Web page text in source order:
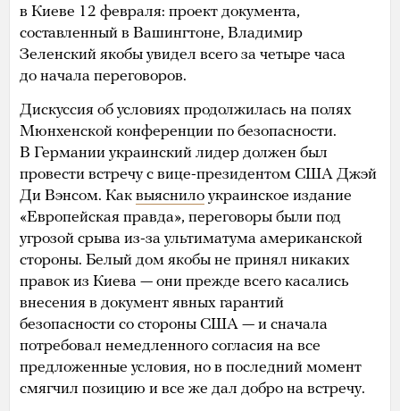
в Киеве 12 февраля: проект документа,
составленный в Вашингтоне, Владимир
Зеленский якобы увидел всего за четыре часа
до начала переговоров.
Дискуссия об условиях продолжилась на полях
Мюнхенской конференции по безопасности.
В Германии украинский лидер должен был
провести встречу с вице-президентом США Джэй
Ди Вэнсом. Как выяснило украинское издание
«Европейская правда», переговоры были под
угрозой срыва из-за ультиматума американской
стороны. Белый дом якобы не принял никаких
правок из Киева — они прежде всего касались
внесения в документ явных гарантий
безопасности со стороны США — и сначала
потребовал немедленного согласия на все
предложенные условия, но в последний момент
смягчил позицию и все же дал добро на встречу.